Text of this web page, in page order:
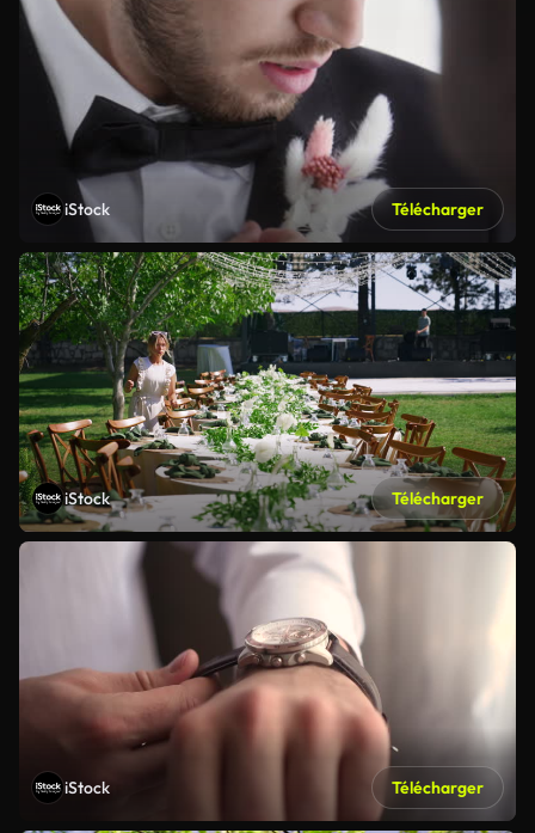
iStock Télécharger
iStock Télécharger
iStock Télécharger